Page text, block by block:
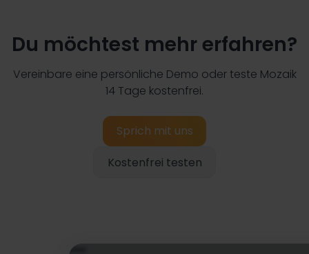
Du möchtest mehr erfahren?
Vereinbare eine persönliche Demo oder teste Mozaik
14 Tage kostenfrei.
Kostenfrei testen
Sprich mit uns